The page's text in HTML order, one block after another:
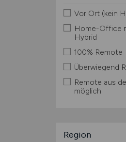
Vor Ort (kein
Home-Office
Hybrid
100% Remote
Überwiegend
Remote aus
möglich
Region